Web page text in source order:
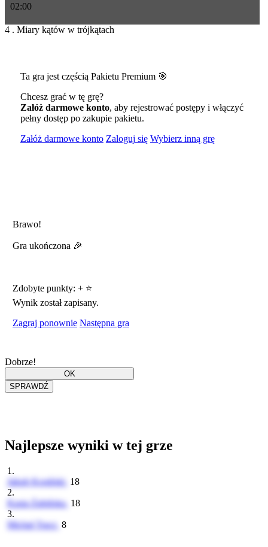
02:00
4 . Miary kątów w trójkątach
Ta gra jest częścią Pakietu Premium 🎯
Chcesz grać w tę grę?
Załóż darmowe konto, aby rejestrować postępy i włączyć
pełny dostęp po zakupie pakietu.
Załóż darmowe konto Zaloguj się Wybierz inną grę
Brawo!
Gra ukończona 🎉
Zdobyte punkty: +⭐
Wynik został zapisany.
Zagraj ponownie Następna gra
Dobrze!
Najlepsze wyniki w tej grze
1.
Jakub Kosiński 18
2.
Kasia Żabińska 18
3.
Michał Tracz 8